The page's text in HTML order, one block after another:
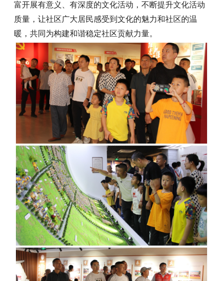
富开展有意义、有深度的文化活动，不断提升文化活动
质量，让社区广大居民感受到文化的魅力和社区的温
暖，共同为构建和谐稳定社区贡献力量。